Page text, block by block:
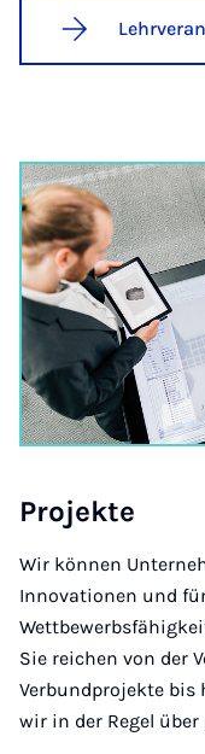
Pro­jek­te
Wir können
Innovationen und
Sie reichen von der
Verbundprojekte
wir in der Regel